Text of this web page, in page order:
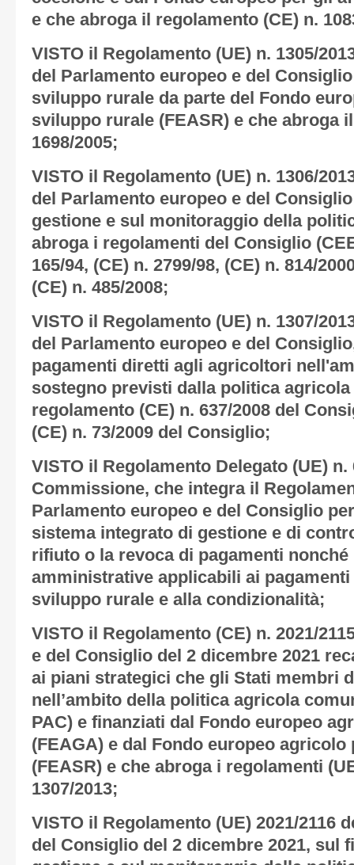
e che abroga il regolamento (CE) n.
VISTO il Regolamento (UE) n. 1305/
del Parlamento europeo e del
sviluppo rurale da parte del Fondo
sviluppo rurale (FEASR) e che abroga
1698/2005;
VISTO il Regolamento (UE) n. 1306/
del Parlamento europeo e del
gestione e sul monitoraggio della
abroga i regolamenti del Consiglio
165/94, (CE) n. 2799/98, (CE) n. 814/
(CE) n. 485/2008;
VISTO il Regolamento (UE) n. 1307/
del Parlamento europeo e del
pagamenti diretti agli agricoltori
sostegno previsti dalla politica
regolamento (CE) n. 637/2008 del
(CE) n. 73/2009 del Consiglio;
VISTO il Regolamento Delegato (UE) n.
Commissione, che integra il
Parlamento europeo e del Consiglio
sistema integrato di gestione e di
rifiuto o la revoca di pagamenti nonché
amministrative applicabili ai
sviluppo rurale e alla condizionalità;
VISTO il Regolamento (CE) n. 2021/
e del Consiglio del 2 dicembre 2021
ai piani strategici che gli Stati membri
nell’ambito della politica agricola
PAC) e finanziati dal Fondo europeo
(FEAGA) e dal Fondo europeo
(FEASR) e che abroga i regolamenti
1307/2013;
VISTO il Regolamento (UE) 2021/2116
del Consiglio del 2 dicembre 2021, sul